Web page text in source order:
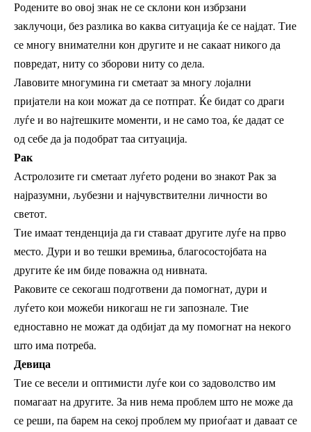
Родените во овој знак не се склони кон избрзани
заклучоци, без разлика во каква ситуација ќе се најдат. Тие
се многу внимателни кон другите и не сакаат никого да
повредат, ниту со зборови ниту со дела.
Лавовите многумина ги сметаат за многу лојални
пријатели на кои можат да се потпрат. Ќе бидат со драги
луѓе и во најтешките моменти, и не само тоа, ќе дадат се
од себе да ја подобрат таа ситуација.
Рак
Астролозите ги сметаат луѓето родени во знакот Рак за
најразумни, љубезни и најчувствителни личности во
светот.
Тие имаат тенденција да ги ставаат другите луѓе на прво
место. Дури и во тешки времиња, благосостојбата на
другите ќе им биде поважна од нивната.
Раковите се секогаш подготвени да помогнат, дури и
луѓето кои можеби никогаш не ги запознале. Тие
едноставно не можат да одбијат да му помогнат на некого
што има потреба.
Девица
Тие се весели и оптимисти луѓе кои со задоволство им
помагаат на другите. За нив нема проблем што не може да
се реши, па барем на секој проблем му приоѓаат и даваат се